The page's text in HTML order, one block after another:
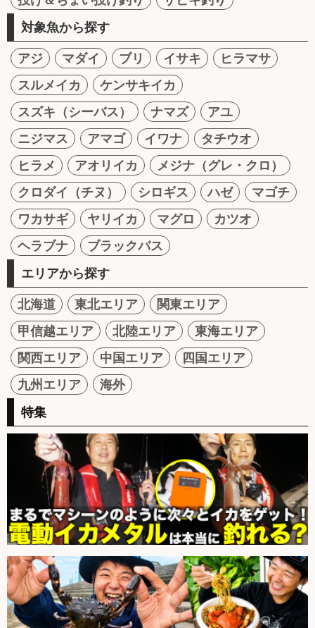
対象魚から探す
アジ マダイ ブリ イサキ
ヒラマサ
スルメイカ
ケンサキイカ
スズキ（シーバス）
ナマズ
アユ
ニジマス
アマゴ イワナ
タチウオ
ヒラメ
アオリイカ
メジナ（グレ・クロ）
クロダイ（チヌ）
シロギス ハゼ
マゴチ
ワカサギ
ヤリイカ マグロ
カツオ
ヘラブナ
ブラックバス
エリアから探す
北海道 東北エリア
関東エリア
甲信越エリア
北陸エリア
東海エリア
関西エリア
中国エリア
四国エリア
九州エリア
海外
特集